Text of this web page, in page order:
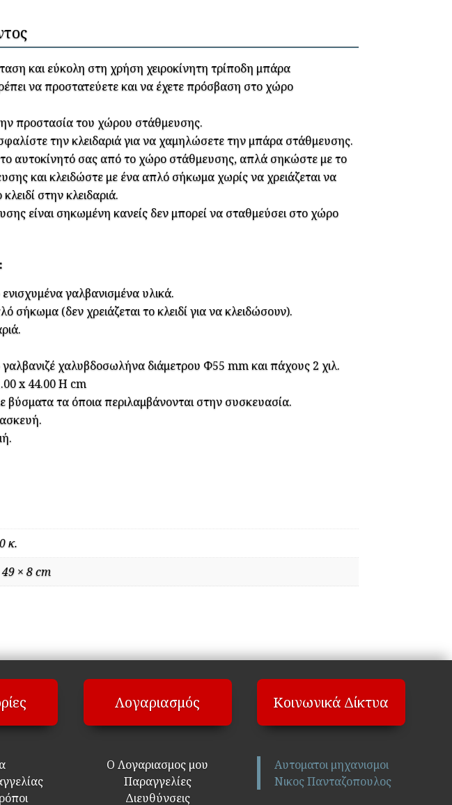
και εύκολη στη χρήση χειροκίνητη τρίποδη μπάρα
να προστατεύετε και να έχετε πρόσβαση στο χώρο
προστασία του χώρου στάθμευσης.
την κλειδαριά για να χαμηλώσετε την μπάρα στάθμευσης.
το αυτοκίνητό σας από το χώρο στάθμευσης, απλά σηκώστε με το
και κλειδώστε με ένα απλό σήκωμα χωρίς να χρειάζεται να
στην κλειδαριά.
είναι σηκωμένη κανείς δεν μπορεί να σταθμεύσει στο χώρο
γαλβανισμένα υλικά.
σήκωμα (δεν χρειάζεται το κλειδί για να κλειδώσουν).
χαλυβδοσωλήνα διάμετρου Φ55 mm και πάχους 2 χιλ.
x 44.00 H cm
βύσματα τα όποια περιλαμβάνονται στην συσκευασία.
κ.
× 8 cm
Λογαριασμός
Ο Λογαριασμος μου
Παραγγελίες
Διευθύνσεις
Κοινωνικά Δίκτυα
Αυτοματοι μηχανισμοι
Νικος Πανταζοπουλος